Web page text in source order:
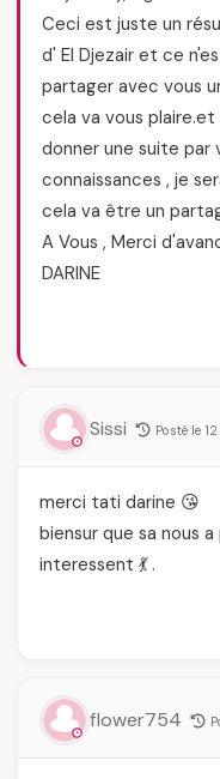
Ceci est juste un
d' El Djezair et ce
partager avec vous
cela va vous plaire.et
donner une suite
connaissances , je
cela va être un
A Vous , Merci
DARINE
Sissi Posté le
merci tati darine 😘
biensur que sa nous
interessent 💃 .
flower754